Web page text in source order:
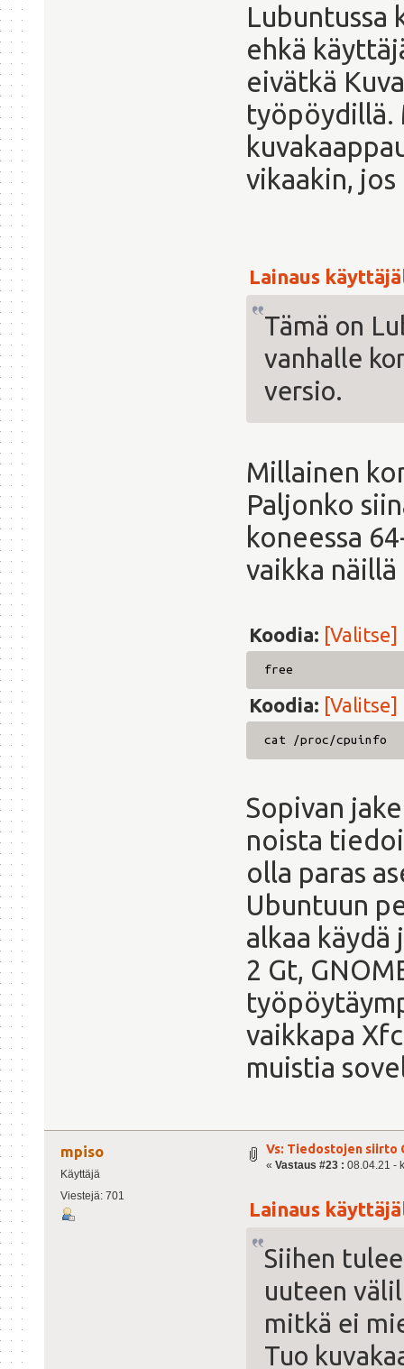
Lubuntussa
ehkä
eivätkä
työpöydillä.
vikaakin,
Lainaus
Tämä on
vanhalle
versio.
Millainen
Paljonko
koneessa
vaikka
Koodia: [Valitse]
free
Koodia: [Valitse]
cat /proc/cpuinfo
Sopivan
noista
olla paras
Ubuntuun
alkaa käydä
2 Gt,
vaikkapa
muistia
mpiso
Käyttäjä
Viestejä: 701
Vs: Tiedostojen siirto
« Vastaus #23 : 08.04.21 -
Lainaus
Siihen
uuteen
mitkä ei
Tuo